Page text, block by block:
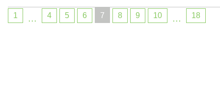
1 ... 4 5 6 7 8 9 10 ... 18